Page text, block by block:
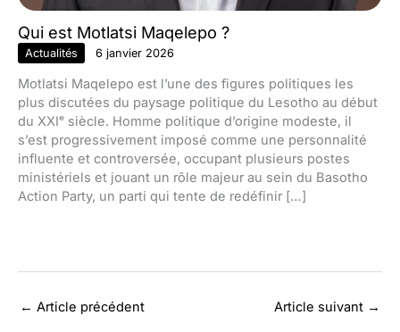
Qui est Motlatsi Maqelepo ?
Actualités 6 janvier 2026
Motlatsi Maqelepo est l’une des figures politiques les
plus discutées du paysage politique du Lesotho au début
du XXIᵉ siècle. Homme politique d’origine modeste, il
s’est progressivement imposé comme une personnalité
influente et controversée, occupant plusieurs postes
ministériels et jouant un rôle majeur au sein du Basotho
Action Party, un parti qui tente de redéfinir […]
← Article précédent Article suivant →